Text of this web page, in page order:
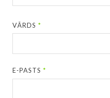
VĀRDS*
E-PASTS*